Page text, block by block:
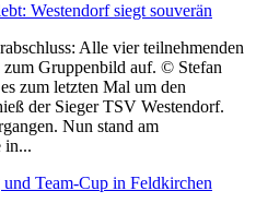
Westendorf siegt souverän
Alle vier teilnehmenden
zum Gruppenbild auf. © Stefan
zum letzten Mal um den
der Sieger TSV Westendorf.
Nun stand am
in...
Team-Cup in Feldkirchen